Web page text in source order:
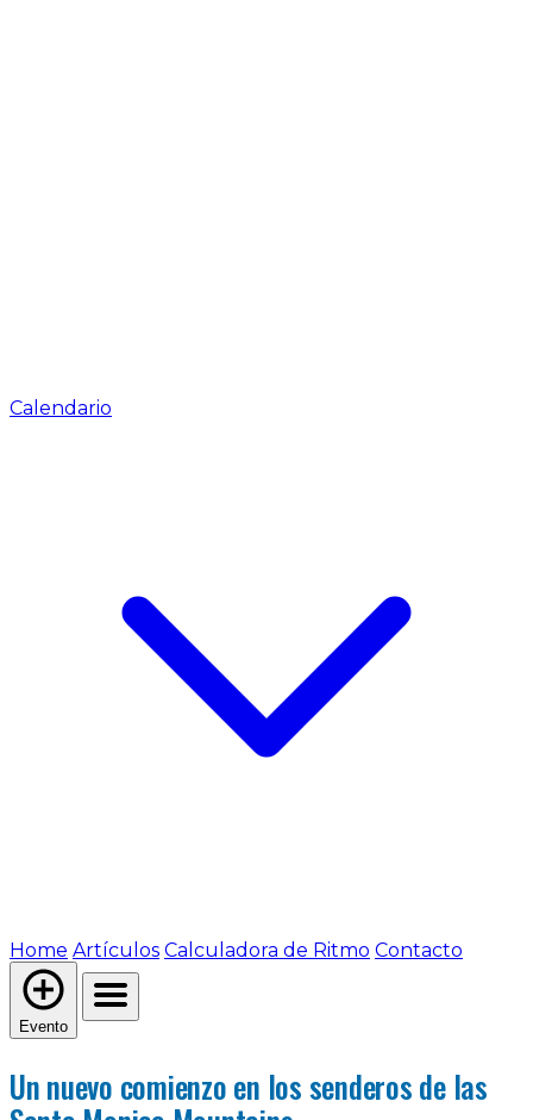
Calendario
Home Artículos Calculadora de Ritmo Contacto
Evento
Un nuevo comienzo en los senderos de las